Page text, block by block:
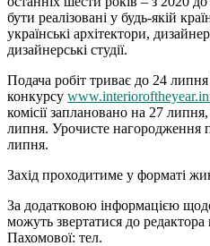
бути реалізовані у будь-якій
українські архітектори,
дизайнерські студії.
Подача робіт триває до 24
конкурсу
комісії заплановано на 27
липня. Урочисте нагородження
липня.
Захід проходитиме у форматі
За додатковою інформацією
можуть звертатися до
Пахомової: тел.